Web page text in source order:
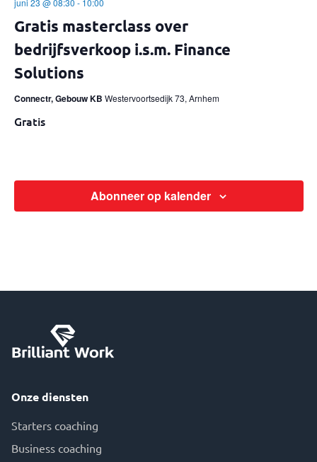
Gratis masterclass over
bedrijfsverkoop i.s.m. Finance
Solutions
Connectr, Gebouw KB Westervoortsedijk 73, Arnhem
Gratis
Abonneer op kalender
Onze diensten
Starters coaching
Business coaching